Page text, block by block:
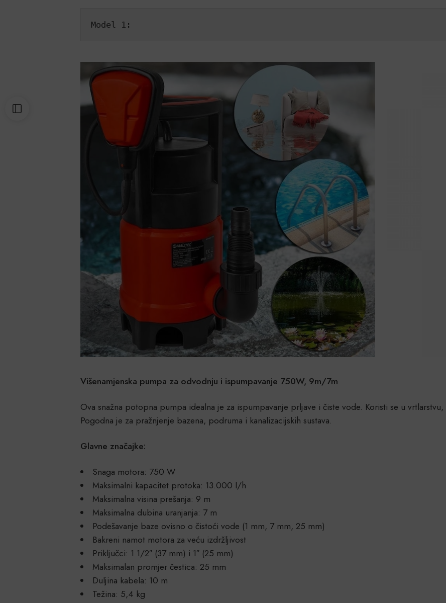
Model 1:
Višenamjenska pumpa za odvodnju i ispumpavanje 750W, 9m/7m
Ova snažna potopna pumpa idealna je za ispumpavanje prljave i čiste vode. Koristi se u
Pogodna je za pražnjenje bazena, podruma i kanalizacijskih sustava.
Glavne značajke:
Snaga motora: 750 W
Maksimalni kapacitet protoka: 13.000 l/h
Maksimalna visina prešanja: 9 m
Maksimalna dubina uranjanja: 7 m
Podešavanje baze ovisno o čistoći vode (1 mm, 7 mm, 25 mm)
Bakreni namot motora za veću izdržljivost
Priključci: 1 1/2″ (37 mm) i 1″ (25 mm)
Maksimalan promjer čestica: 25 mm
Duljina kabela: 10 m
Težina: 5,4 kg